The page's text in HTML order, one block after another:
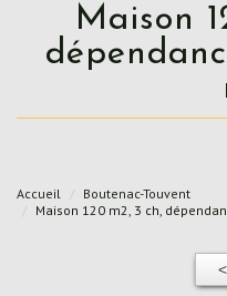
Maison 120 m2, 3 ch,
Accueil
Boutenac-Touvent
Maison 120 m2, 3 ch,